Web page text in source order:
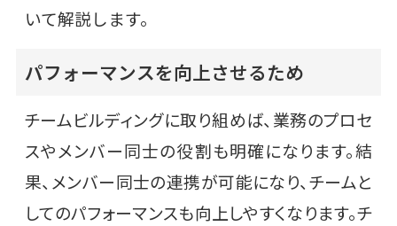
いて解説します。
パフォーマンスを向上させるため
チームビルディングに取り組めば、業務のプロセ
スやメンバー同士の役割も明確になります。結
果、メンバー同士の連携が可能になり、チームと
してのパフォーマンスも向上しやすくなります。チ